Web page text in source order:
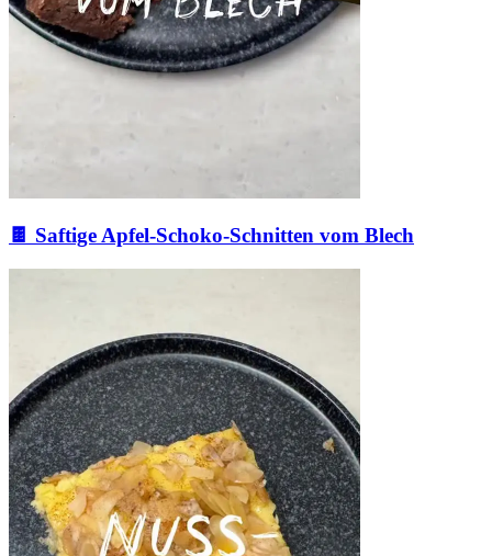
🍫 Saftige Apfel-Schoko-Schnitten vom Blech